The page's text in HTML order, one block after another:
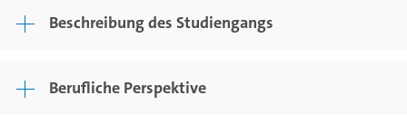
Beschreibung des Studiengangs
Berufliche Perspektive